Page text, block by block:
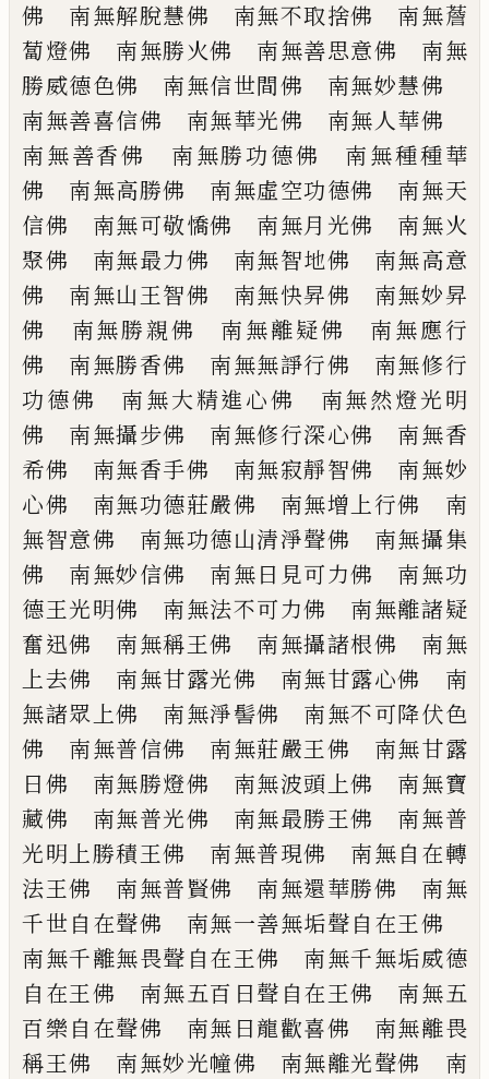
佛 南無解脫慧佛 南無不取捨佛 南無薝
蔔燈佛 南無勝火佛
南無善思意佛 南無
勝威德色佛 南無信世間佛 南無妙慧佛
南無善喜信佛 南無華光佛 南無人華佛
南無善香佛 南無勝功德佛 南無種種華
佛 南無高勝佛
南無虛空功德佛 南無天
信佛 南無可敬憍佛 南無月光佛 南無火
聚佛 南無最力佛 南無智地佛 南無高意
佛 南無山王智佛 南無快昇佛 南無妙昇
佛 南無勝親佛 南無離疑佛 南無應行
佛 南無勝香佛 南無無諍行佛 南無修行
功德佛
南無大精進心佛 南無然燈光明
佛 南無攝步佛 南無修行深心佛 南無香
希佛 南無香手佛 南無寂靜智佛 南無妙
心佛 南無功德莊嚴佛 南無增上行佛 南
無智意佛 南無功德山清淨聲佛 南無攝集
佛 南無妙信佛 南無日見可力佛 南無功
德王光明佛 南無法不可力佛 南無離諸疑
奮迅佛 南無稱王佛 南無攝諸根佛 南無
上去佛 南無甘露光佛 南無甘露心佛
南
無諸眾上佛 南無淨髻佛 南無不可降伏色
佛 南無普信佛 南無莊嚴王佛 南無甘露
日佛 南無勝燈佛 南無波頭上佛
南無寶
藏佛 南無普光佛 南無最勝王佛
南無普
光明上勝積王佛 南無普現佛 南無自在轉
法王佛 南無普賢佛 南無還華勝佛 南無
千世自在聲佛 南無一善無垢聲自在王佛
南無千離無畏聲自在王佛
南無千無垢威德
自在王佛 南無五百日聲 自在王佛 南無五
百樂自在聲佛 南無日龍歡喜佛 南無離畏
稱王佛 南無妙光幢佛 南無離光聲佛 南